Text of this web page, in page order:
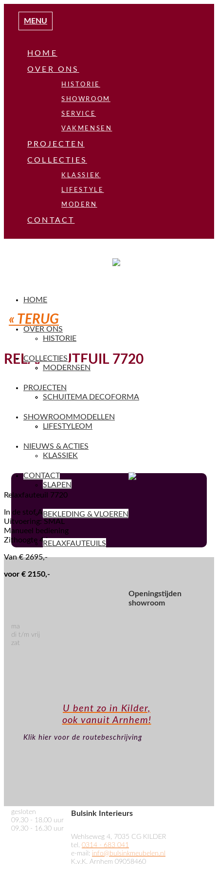
MENU
HOME
OVER ONS
HISTORIE
SHOWROOM
SERVICE
VAKMENSEN
PROJECTEN
COLLECTIES
KLASSIEK
LIFESTYLE
MODERN
CONTACT
HOME
OVER ONS
HISTORIE
VAKMENSEN
SERVICE
SHOWROOM
COLLECTIES
MODERN
SCHUITEMA DECOFORMA
LIFESTYLE
KLASSIEK
SLAPEN
BEKLEDING & VLOEREN
RELAXFAUTEUILS
PROJECTEN
SHOWROOMMODELLEN
NIEUWS & ACTIES
CONTACT
« TERUG
RELAXFAUTEUIL 7720
Relaxfauteuil 7720
In de stof Aquaclean kleur Atlantic
Uitvoering: SMAL
Manueel bediening
Zithoogte 44 cm
Van € 2695,-
voor € 2150,-
U bent zo in Kilder,
ook vanuit Arnhem!
Klik hier voor de routebeschrijving
Openingstijden
showroom
ma
di t/m vrij
zat
gesloten
09.30 - 18.00 uur
09.30 - 16.30 uur
Bulsink Interieurs
Wehlseweg 4, 7035 CG KILDER
tel. 0314 - 683 041
e-mail: info@bulsinkmeubelen.nl
K.v.K. Arnhem 09058460